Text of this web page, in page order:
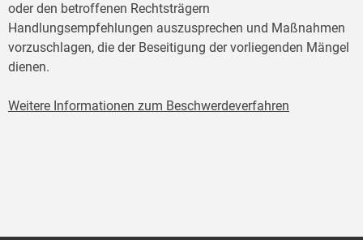
oder den betroffenen Rechtsträgern
Handlungsempfehlungen auszusprechen und Maßnahmen
vorzuschlagen, die der Beseitigung der vorliegenden Mängel
dienen.
Weitere Informationen zum Beschwerdeverfahren